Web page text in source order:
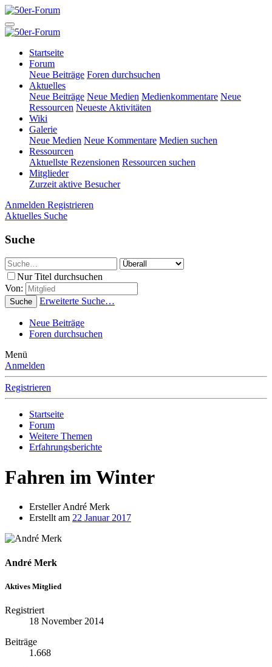
Startseite
Forum
Neue Beiträge Foren durchsuchen
Aktuelles
Neue Beiträge Neue Medien Medienkommentare Neue
Ressourcen Neueste Aktivitäten
Wiki
Galerie
Neue Medien Neue Kommentare Medien suchen
Ressourcen
Aktuellste Rezensionen Ressourcen suchen
Mitglieder
Zurzeit aktive Besucher
Anmelden Registrieren
Aktuelles Suche
Suche
Nur Titel durchsuchen
Von:
Suche Erweiterte Suche…
Neue Beiträge
Foren durchsuchen
Menü
Anmelden
Registrieren
Startseite
Forum
Weitere Themen
Erfahrungsberichte
Fahren im Winter
ErstellerAndré Merk
Erstellt am 22 Januar 2017
André Merk
Aktives Mitglied
Registriert
18 November 2014
Beiträge
1.668